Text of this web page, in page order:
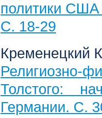
политики США
С. 18-29
Кременецкий
Толстого:
Германии. С.